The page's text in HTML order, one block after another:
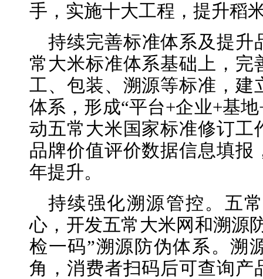
手，实施十大工程，提升稻
持续完善标准体系及提升
常大米标准体系基础上，
工、包装、溯源等标准，建
体系，形成“平台+企业+基
动五常大米国家标准修订工
品牌价值评价数据信息填
年提升。
持续强化溯源管控。五
心，开发五常大米网和溯源
检一码”溯源防伪体系。溯
角，消费者扫码后可查询产